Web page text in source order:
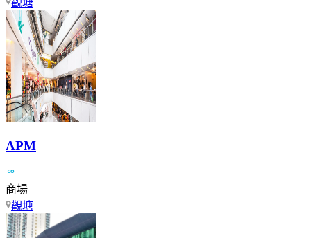
觀塘
APM
商場
觀塘